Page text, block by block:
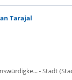
Tarajal
- Stadt